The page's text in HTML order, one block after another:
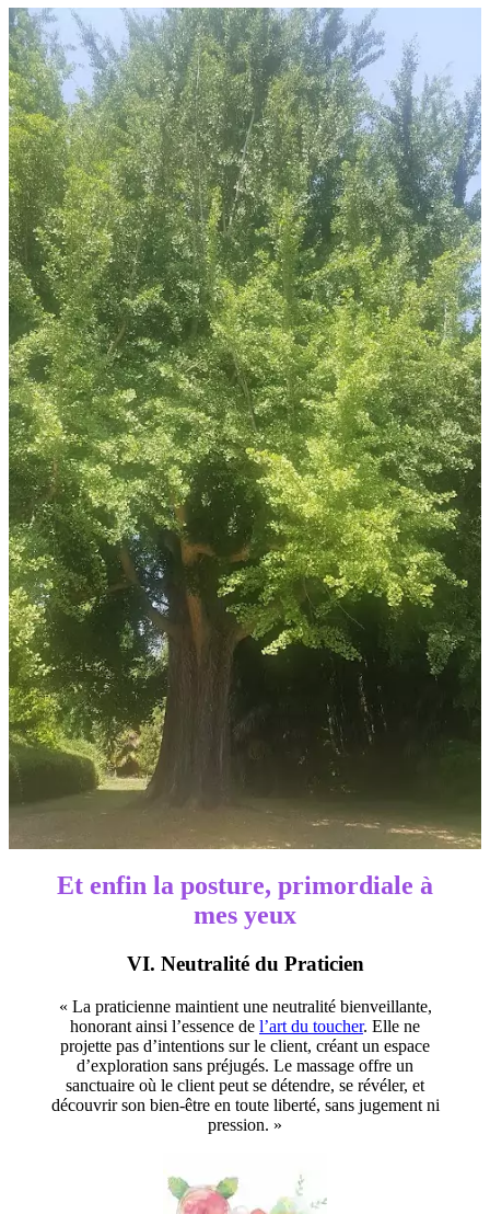
Et enfin la posture, primordiale à
mes yeux
VI. Neutralité du Praticien
« La praticienne maintient une neutralité bienveillante,
honorant ainsi l’essence de l’art du toucher. Elle ne
projette pas d’intentions sur le client, créant un espace
d’exploration sans préjugés. Le massage offre un
sanctuaire où le client peut se détendre, se révéler, et
découvrir son bien-être en toute liberté, sans jugement ni
pression. »